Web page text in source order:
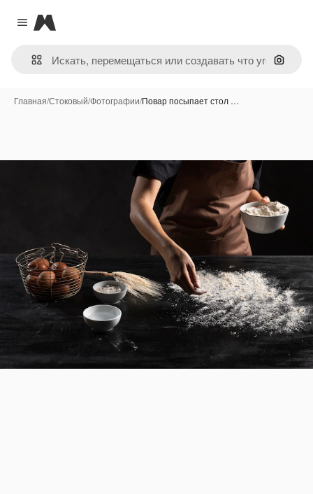
Close menu
Magnific
Поиск
Главная/Стоковый/Фотографии/Повар посыпает стол …